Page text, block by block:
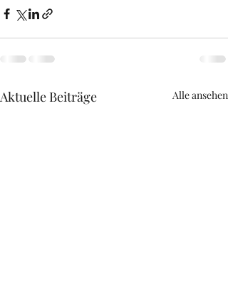
Aktuelle Beiträge Alle ansehen